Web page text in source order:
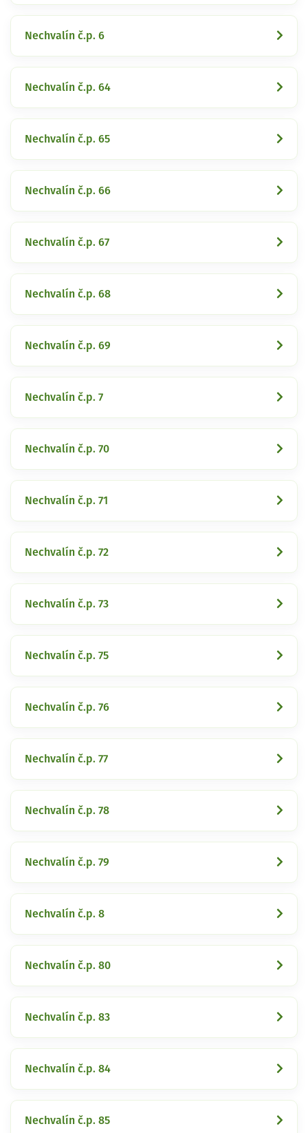
Nechvalín č.p. 6
Nechvalín č.p. 64
Nechvalín č.p. 65
Nechvalín č.p. 66
Nechvalín č.p. 67
Nechvalín č.p. 68
Nechvalín č.p. 69
Nechvalín č.p. 7
Nechvalín č.p. 70
Nechvalín č.p. 71
Nechvalín č.p. 72
Nechvalín č.p. 73
Nechvalín č.p. 75
Nechvalín č.p. 76
Nechvalín č.p. 77
Nechvalín č.p. 78
Nechvalín č.p. 79
Nechvalín č.p. 8
Nechvalín č.p. 80
Nechvalín č.p. 83
Nechvalín č.p. 84
Nechvalín č.p. 85